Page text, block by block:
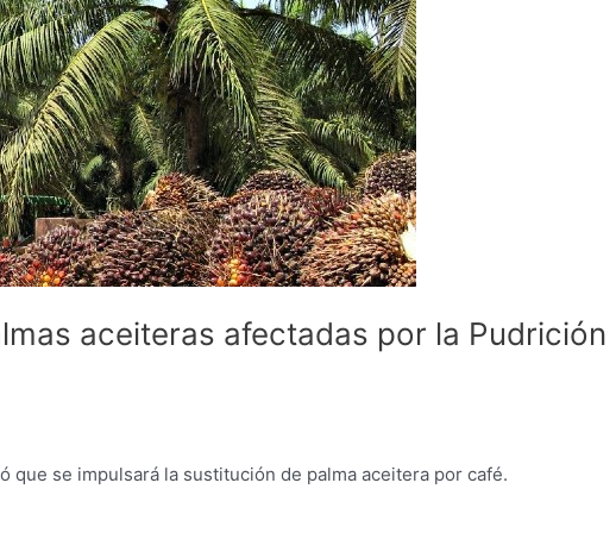
aceiteras afectadas por la Pudrición
que se impulsará la sustitución de palma aceitera por café.